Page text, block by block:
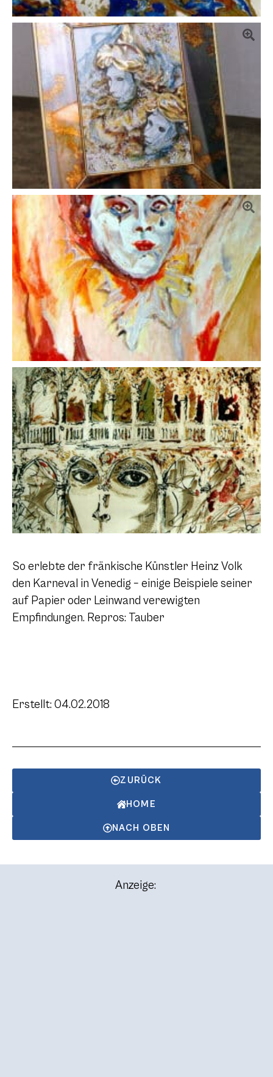
So erlebte der fränkische Künstler Heinz Volk
den Karneval in Venedig – einige Beispiele seiner
auf Papier oder Leinwand verewigten
Empfindungen. Repros: Tauber
Erstellt: 04.02.2018
ZURÜCK
HOME
NACH OBEN
Anzeige: